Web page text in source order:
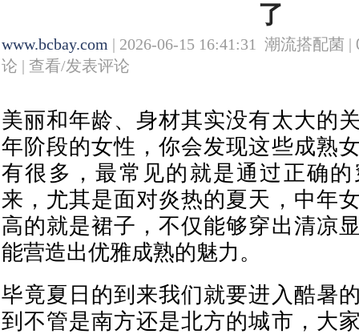
了
www.bcbay.com | 2026-06-15 16:41:31 潮流搭配菌 |
论 | 查看/发表评论
美丽和年龄、身材其实没有太大的
年阶段的女性，你会发现这些成熟
有很多，最常见的就是通过正确
来，尤其是面对炎热的夏天，中年
高的就是裙子，不仅能够穿出清凉
能营造出优雅成熟的魅力。
毕竟夏日的到来我们就要进入酷暑
到不管是南方还是北方的城市，大